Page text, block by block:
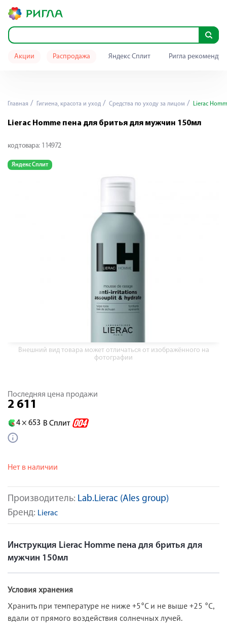
Акции Распродажа Яндекс Сплит Ригла
Главная Гигиена, красота и уход Средства по уходу за лицом Lierac
Lierac Homme пена для бритья для мужчин 150мл
код товара: 114972
Яндекс Сплит
Внешний вид товара может отличаться от изображённого на
фотографии
Производитель: Lab.Lierac (Ales group)
Бренд: Lierac
Последняя цена продажи
2 611
4 × 653 В Сплит
Нет в наличии
Инструкция Lierac Homme пена для бритья для
мужчин 150мл
Условия хранения
Хранить при температуре не ниже +5°С и не выше +25 °С,
вдали от прямого воздействия солнечных лучей.